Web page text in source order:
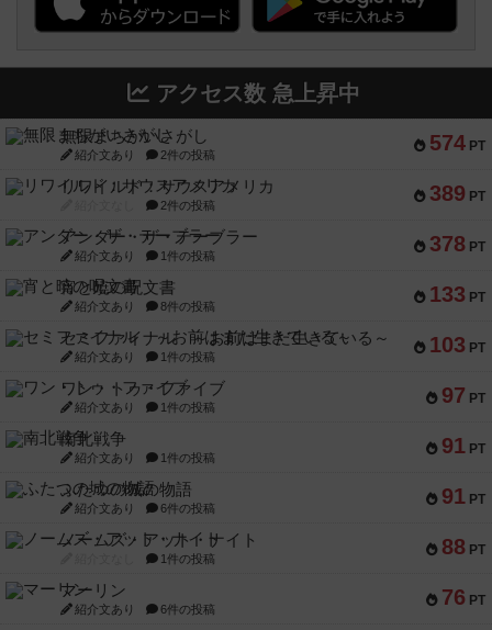
アクセス数 急上昇中
574 PT
無限まちがいさがし
紹介文あり 2件の投稿
389 PT
リワイルド：サウスアメリカ
2件の投稿
378 PT
アンダー・ザ・テーブラー
紹介文あり 1件の投稿
133 PT
宵と暁の呪文書
紹介文あり 8件の投稿
103 PT
セミファイナル ～お前はまだ生きている～
紹介文あり 1件の投稿
97 PT
ワン・トゥ・ファイブ
紹介文あり 1件の投稿
91 PT
南北戦争
紹介文あり 1件の投稿
91 PT
ふたつの城の物語
紹介文あり 6件の投稿
88 PT
ノームズ・アット・ナイト
1件の投稿
76 PT
マーリン
紹介文あり 6件の投稿